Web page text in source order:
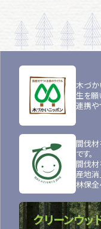
木づか
生を願
連携や
間伐材
です。
間伐材
産地消
林保全
クリーンウッ